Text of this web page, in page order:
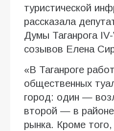
туристической
рассказала
Думы Таганрога
созывов Елена
«В Таганроге
общественных
город: один —
второй — в районе
рынка. Кроме того,